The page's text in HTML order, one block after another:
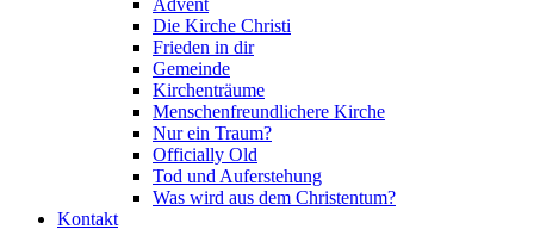
Advent
Die Kirche Christi
Frieden in dir
Gemeinde
Kirchenträume
Menschenfreundlichere Kirche
Nur ein Traum?
Officially Old
Tod und Auferstehung
Was wird aus dem Christentum?
Kontakt